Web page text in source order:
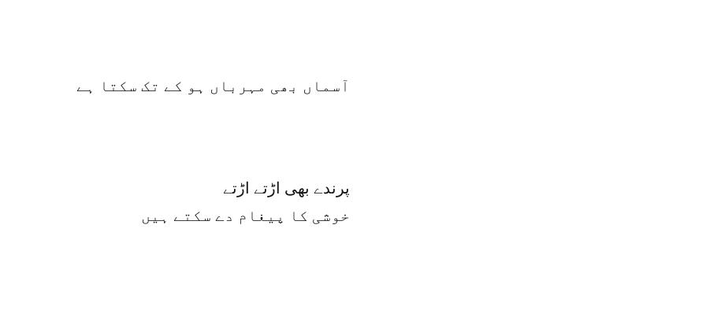
آسماں بھی مہرباں ہو کے تک سکتا ہے
پرندے بھی اڑتے اڑتے
خوشی کا پیغام دے سکتے ہیں